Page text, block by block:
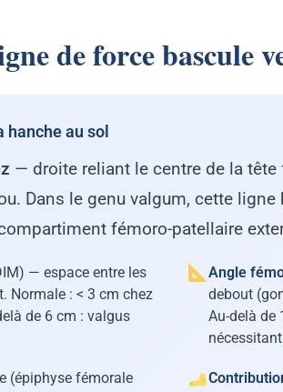
de force bascule
au sol
— droite reliant le centre de la
Dans le genu valgum, cette
fémoro-patellaire
— espace entre les
Normale : < 3 cm chez
de 6 cm : valgus
Angle
debout
Au-delà de
(épiphyse fémorale